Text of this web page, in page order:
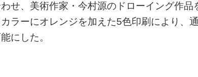
せ、美術作家・今村源のドローイング作品
ラーにオレンジを加えた5色印刷により、
にした。